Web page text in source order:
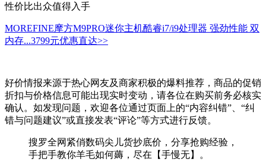
性价比出众值得入手
MOREFINE摩方M9PRO迷你主机酷睿i7/i9处理器 强劲性能 双
内存...3799元优惠直达>>
好价情报来源于热心网友及商家积极的爆料推荐，商品的促销
折扣与价格信息可能出现实时变动，请各位在购买前务必核实
确认。如发现问题，欢迎各位通过页面上的“内容纠错”、“纠
错与问题建议”或直接发表“评论”等方式进行反馈。
搜罗全网紧俏数码尖儿货抄底价，分享抢购经验，
手把手教你羊毛如何薅，尽在【手慢无】。